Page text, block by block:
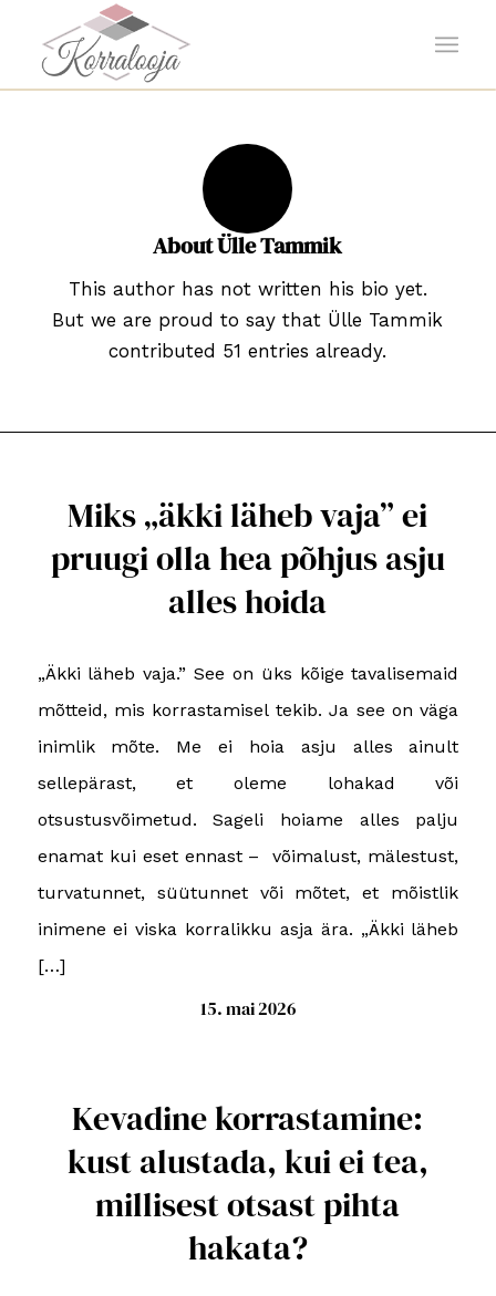
AboutÜlle Tammik
This author has not written his bio yet.
But we are proud to say that Ülle Tammik
contributed 51 entries already.
Miks „äkki läheb vaja” ei
pruugi olla hea põhjus asju
alles hoida
„Äkki läheb vaja.” See on üks kõige tavalisemaid
mõtteid, mis korrastamisel tekib. Ja see on väga
inimlik mõte. Me ei hoia asju alles ainult
sellepärast, et oleme lohakad või
otsustusvõimetud. Sageli hoiame alles palju
enamat kui eset ennast – võimalust, mälestust,
turvatunnet, süütunnet või mõtet, et mõistlik
inimene ei viska korralikku asja ära. „Äkki läheb
[…]
15. mai 2026
Kevadine korrastamine:
kust alustada, kui ei tea,
millisest otsast pihta
hakata?